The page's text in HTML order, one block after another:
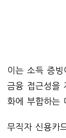
이는 소득 증빙
금융 접근성을
화에 부합하는
무직자 신용카